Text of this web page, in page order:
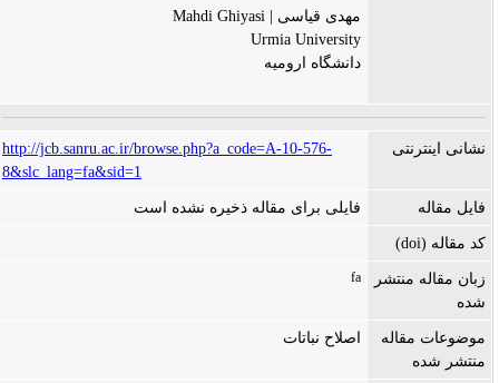
مهدی قیاسی | Mahdi Ghiyasi
Urmia University
دانشگاه ارومیه
نشانی اینترنتی
http://jcb.sanru.ac.ir/browse.php?a_code=A-10-576-
8&slc_lang=fa&sid=1
فایل مقاله فایلی برای مقاله ذخیره نشده است
کد مقاله (doi)
زبان مقاله منتشر
شده
موضوعات مقاله
منتشر شده
اصلاح نباتات